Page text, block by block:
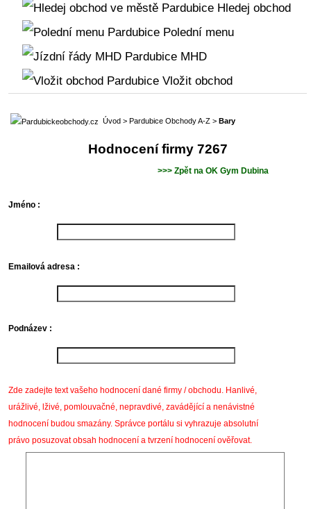
Hledej obchod
Polední menu
MHD
Vložit obchod
Úvod >Pardubice Obchody A-Z >Bary
Hodnocení firmy 7267
>>> Zpět na OK Gym Dubina
Jméno :
Emailová adresa :
Podnázev :
Zde zadejte text vašeho hodnocení dané firmy / obchodu. Hanlivé,
urážlivé, lživé, pomlouvačné, nepravdivé, zavádějící a nenávistné
hodnocení budou smazány. Správce portálu si vyhrazuje absolutní
právo posuzovat obsah hodnocení a tvrzení hodnocení ověřovat.